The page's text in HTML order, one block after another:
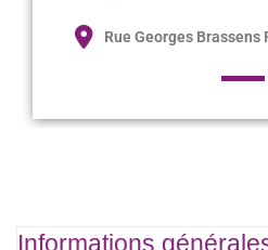
Rue Georges
Informations